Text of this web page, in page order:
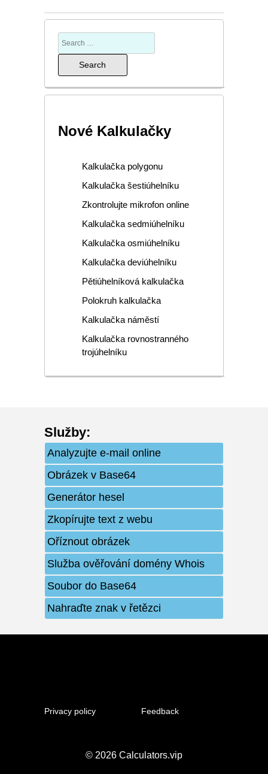
Nové Kalkulačky
Kalkulačka polygonu
Kalkulačka šestiúhelníku
Zkontrolujte mikrofon online
Kalkulačka sedmiúhelníku
Kalkulačka osmiúhelníku
Kalkulačka deviúhelníku
Pětiúhelníková kalkulačka
Polokruh kalkulačka
Kalkulačka náměstí
Kalkulačka rovnostranného
trojúhelníku
Služby:
Analyzujte e-mail online
Obrázek v Base64
Generátor hesel
Zkopírujte text z webu
Oříznout obrázek
Služba ověřování domény Whois
Soubor do Base64
Nahraďte znak v řetězci
Privacy policy Feedback
© 2026 Calculators.vip